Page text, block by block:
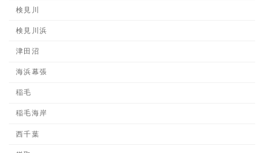
検見川
検見川浜
津田沼
海浜幕張
稲毛
稲毛海岸
西千葉